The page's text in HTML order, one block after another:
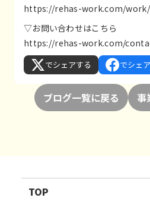
https://rehas-work.com/
▽お問い合わせはこちら
https://rehas-work.com/
でシェアする でシェ
ブログ一覧に戻る 事
TOP